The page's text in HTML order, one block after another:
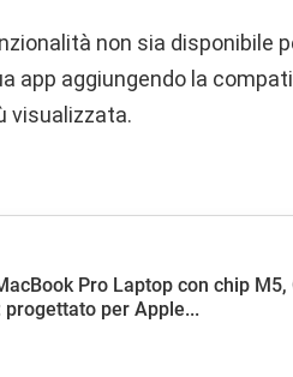
non sia disponibile
app aggiungendo la
visualizzata.
Pro Laptop con chip M5,
progettato per Apple...